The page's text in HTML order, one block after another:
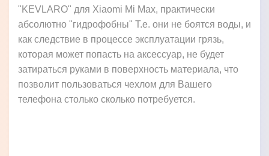
"KEVLARO" для Xiaomi Mi Max, практически
абсолютно "гидрофобны" Т.е. они не боятся воды, и
как следствие в процессе эксплуатации грязь,
которая может попасть на аксессуар, не будет
затираться руками в поверхность материала, что
позволит пользоваться чехлом для Вашего
телефона столько сколько потребуется.